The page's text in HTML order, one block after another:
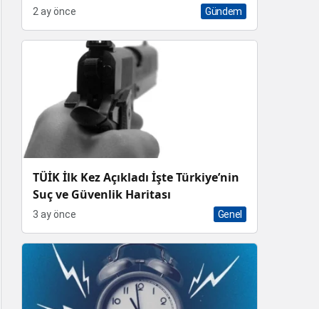
Sekizli Çapraz Karaciğer Nakli Rekoru
2 ay önce Gündem
TÜİK İlk Kez Açıkladı İşte Türkiye’nin
Suç ve Güvenlik Haritası
3 ay önce Genel